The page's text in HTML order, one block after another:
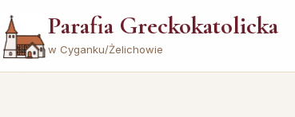
Parafia Greckokatolicka
w Cyganku/Żelichowie